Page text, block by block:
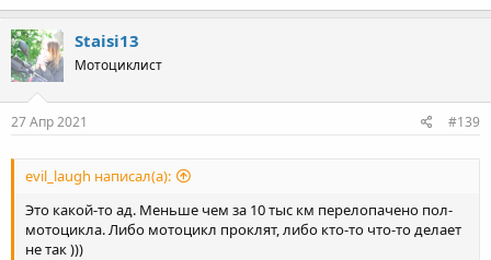
Staisi13
Мотоциклист
27 Апр 2021 #139
evil_laugh написал(а):
Это какой-то ад. Меньше чем за 10 тыс км перелопачено пол-
мотоцикла. Либо мотоцикл проклят, либо кто-то что-то делает
не так )))